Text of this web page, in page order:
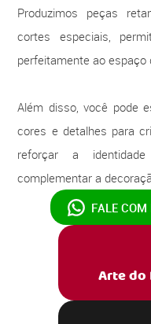
Produzimos peças
cortes especiais,
perfeitamente ao espaço
Além disso, você pode
cores e detalhes para
reforçar a
complementar a
FALE COM
Arte do